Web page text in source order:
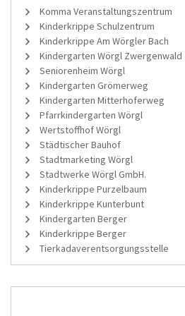
Komma Veranstaltungszentrum
Kinderkrippe Schulzentrum
Kinderkrippe Am Wörgler Bach
Kindergarten Wörgl Zwergenwald
Seniorenheim Wörgl
Kindergarten Grömerweg
Kindergarten Mitterhoferweg
Pfarrkindergarten Wörgl
Wertstoffhof Wörgl
Städtischer Bauhof
Stadtmarketing Wörgl
Stadtwerke Wörgl GmbH.
Kinderkrippe Purzelbaum
Kinderkrippe Kunterbunt
Kindergarten Berger
Kinderkrippe Berger
Tierkadaverentsorgungsstelle